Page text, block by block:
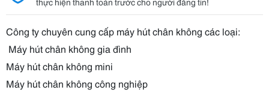
Công ty chuyên cung cấp máy hút chân không các loại:
Máy hút chân không gia đình
Máy hút chân không mini
Máy hút chân không công nghiệp